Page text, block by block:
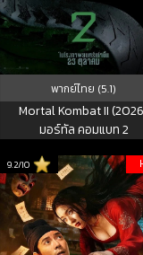
พากย์ไทย (5.1)
Mortal Kombat II
มอร์ทัล คอมแบท 2
9.2/10